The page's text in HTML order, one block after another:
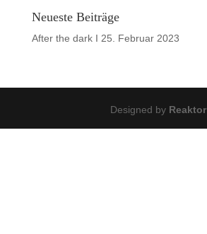
Neueste Beiträge
After the dark I 25. Februar 2023
Designed by Reaktor